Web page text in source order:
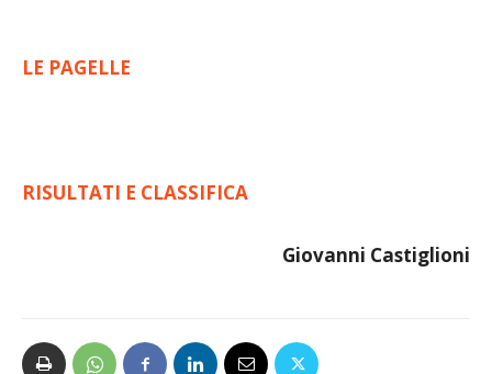
LE PAGELLE
RISULTATI E CLASSIFICA
Giovanni Castiglioni